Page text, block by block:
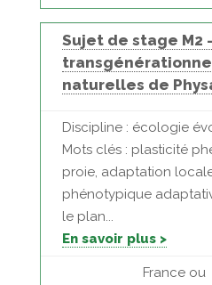
Sujet de stage M2
naturelles de
Discipline : écologie
Mots clés : plasticité
proie, adaptation
phénotypique
le plan...
En savoir plus >
France ou